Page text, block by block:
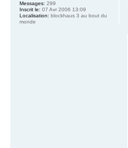
Messages: 299
Inscrit le: 07 Avr 2006 13:09
Localisation: blockhaus 3 au bout du
monde